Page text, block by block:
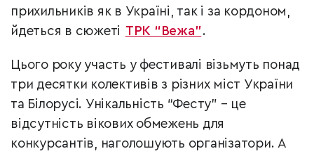
прихильників як в Україні, так і за кордоном,
йдеться в сюжеті ТРК “Вежа”.
Цього року участь у фестивалі візьмуть понад
три десятки колективів з різних міст України
та Білорусі. Унікальність “Фесту” – це
відсутність вікових обмежень для
конкурсантів, наголошують організатори. А